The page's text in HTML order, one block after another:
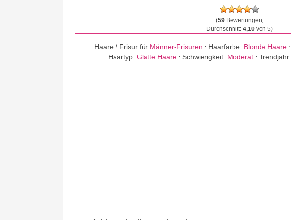
(59Bewertungen,
Durchschnitt: 4,10von 5)
Haare / Frisur für Männer-Frisuren ⋅ Haarfarbe: Blonde Haare⋅
Haartyp: Glatte Haare⋅ Schwierigkeit: Moderat⋅ Trendjahr: